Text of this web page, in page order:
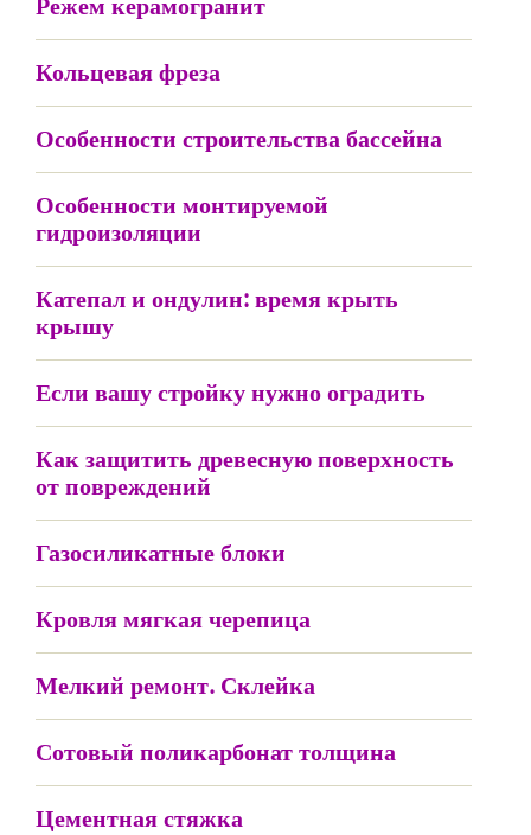
Кольцевая фреза
Особенности строительства бассейна
Особенности монтируемой
гидроизоляции
Катепал и ондулин: время крыть
крышу
Если вашу стройку нужно оградить
Как защитить древесную поверхность
от повреждений
Газосиликатные блоки
Кровля мягкая черепица
Мелкий ремонт. Склейка
Сотовый поликарбонат толщина
Цементная стяжка